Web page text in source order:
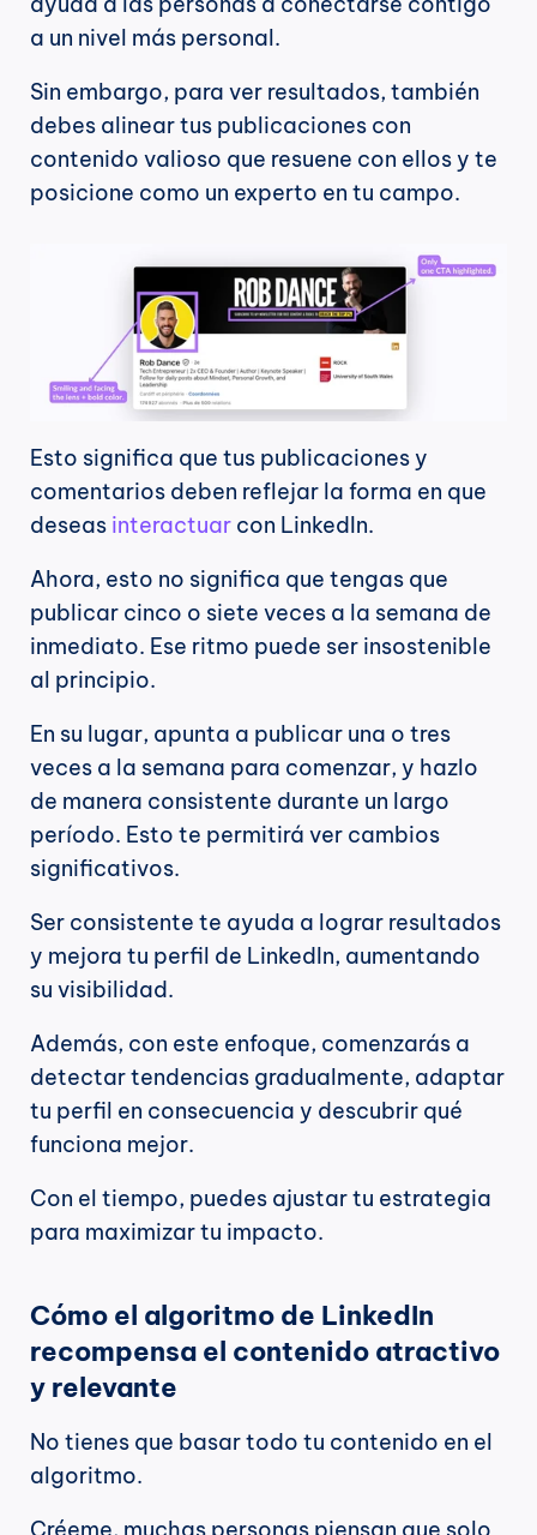
a un nivel más personal.
Sin embargo, para ver resultados, también
debes alinear tus publicaciones con
contenido valioso que resuene con ellos y te
posicione como un experto en tu campo.
Esto significa que tus publicaciones y
comentarios deben reflejar la forma en que
deseas interactuar con LinkedIn.
Ahora, esto no significa que tengas que
publicar cinco o siete veces a la semana de
inmediato. Ese ritmo puede ser insostenible
al principio.
En su lugar, apunta a publicar una o tres
veces a la semana para comenzar, y hazlo
de manera consistente durante un largo
período. Esto te permitirá ver cambios
significativos.
Ser consistente te ayuda a lograr resultados
y mejora tu perfil de LinkedIn, aumentando
su visibilidad.
Además, con este enfoque, comenzarás a
detectar tendencias gradualmente, adaptar
tu perfil en consecuencia y descubrir qué
funciona mejor.
Con el tiempo, puedes ajustar tu estrategia
para maximizar tu impacto.
Cómo el algoritmo de LinkedIn
recompensa el contenido atractivo
y relevante
No tienes que basar todo tu contenido en el
algoritmo.